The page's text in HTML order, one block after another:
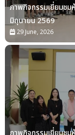
ภาพกิจกรรมเยี่ยมช
มิถุนายน 2569
29 June, 2026